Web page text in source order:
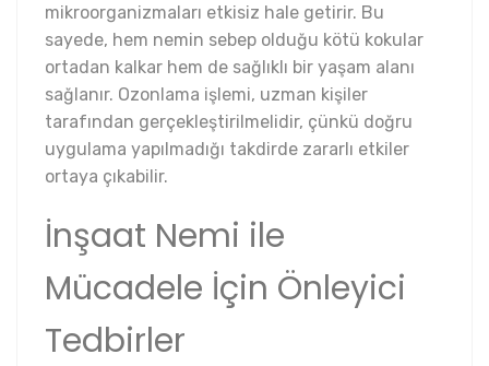
mikroorganizmaları etkisiz hale getirir. Bu
sayede, hem nemin sebep olduğu kötü kokular
ortadan kalkar hem de sağlıklı bir yaşam alanı
sağlanır. Ozonlama işlemi, uzman kişiler
tarafından gerçekleştirilmelidir, çünkü doğru
uygulama yapılmadığı takdirde zararlı etkiler
ortaya çıkabilir.
İnşaat Nemi ile
Mücadele İçin Önleyici
Tedbirler